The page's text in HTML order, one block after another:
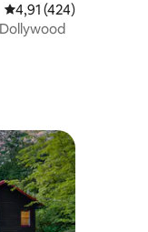
Nilai rata-rata 4,91 dari
4,91 (424)